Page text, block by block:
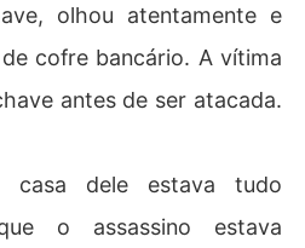
olhou atentamente e
cofre bancário. A vítima
antes de ser atacada.
dele estava tudo
o assassino estava